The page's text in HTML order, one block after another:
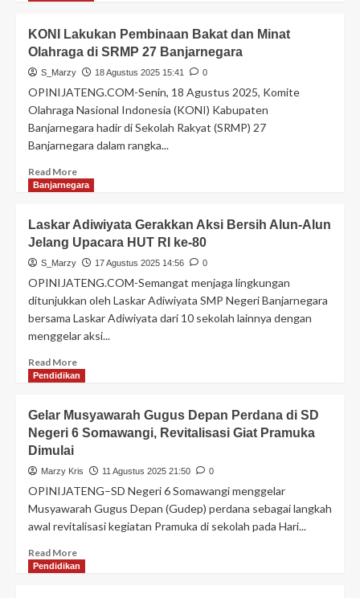
KONI Lakukan Pembinaan Bakat dan Minat
Olahraga di SRMP 27 Banjarnegara
S_Marzy 18 Agustus 2025 15:41 0
OPINIJATENG.COM-Senin, 18 Agustus 2025, Komite
Olahraga Nasional Indonesia (KONI) Kabupaten
Banjarnegara hadir di Sekolah Rakyat (SRMP) 27
Banjarnegara dalam rangka...
Read More
Banjarnegara
Laskar Adiwiyata Gerakkan Aksi Bersih Alun-Alun
Jelang Upacara HUT RI ke-80
S_Marzy 17 Agustus 2025 14:56 0
OPINIJATENG.COM-Semangat menjaga lingkungan
ditunjukkan oleh Laskar Adiwiyata SMP Negeri Banjarnegara
bersama Laskar Adiwiyata dari 10 sekolah lainnya dengan
menggelar aksi...
Read More
Pendidikan
Gelar Musyawarah Gugus Depan Perdana di SD
Negeri 6 Somawangi, Revitalisasi Giat Pramuka
Dimulai
Marzy Kris 11 Agustus 2025 21:50 0
OPINIJATENG–SD Negeri 6 Somawangi menggelar
Musyawarah Gugus Depan (Gudep) perdana sebagai langkah
awal revitalisasi kegiatan Pramuka di sekolah pada Hari...
Read More
Pendidikan